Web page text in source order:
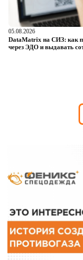
05.08.2026
DataMatrix на СИЗ: как
через ЭДО и выдавать